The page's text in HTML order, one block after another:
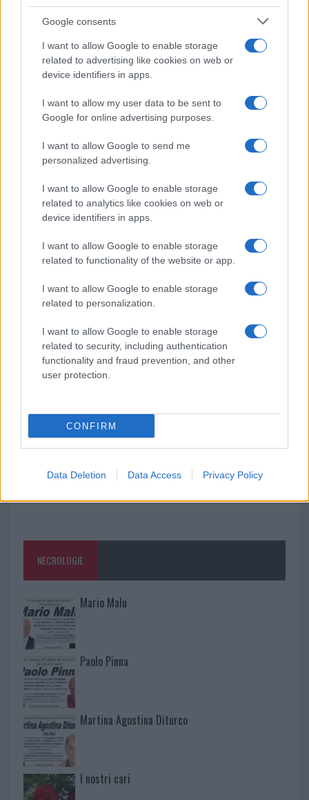
Google consents
I want to allow Google to enable storage
related to advertising like cookies on web or
device identifiers in apps.
I want to allow my user data to be sent to
Google for online advertising purposes.
I want to allow Google to send me
personalized advertising.
I want to allow Google to enable storage
related to analytics like cookies on web or
device identifiers in apps.
I want to allow Google to enable storage
related to functionality of the website or app.
I want to allow Google to enable storage
related to personalization.
I want to allow Google to enable storage
related to security, including authentication
functionality and fraud prevention, and other
user protection.
CONFIRM
Data Deletion Data Access Privacy Policy
Michelle Hunziker in Gallura, bella anche dal
Calangianus, dopo le polemiche il centro
esplode la protesta
Pausa caffè impeccabile: come scegliere la
soluzione ideale per la casa e l’ufficio
Monte Pino, la fine di un lungo dolore: storia e
rinascita della strada che segnò la Gallura
Raid nelle campagne di Berchidda, rischio per
la rete elettrica
Monte Pino, via i cancelli del cantiere: la Gallura
NECROLOGIE
Mario Malu
Paolo Pinna
Martina Agostina Diturco
I nostri cari